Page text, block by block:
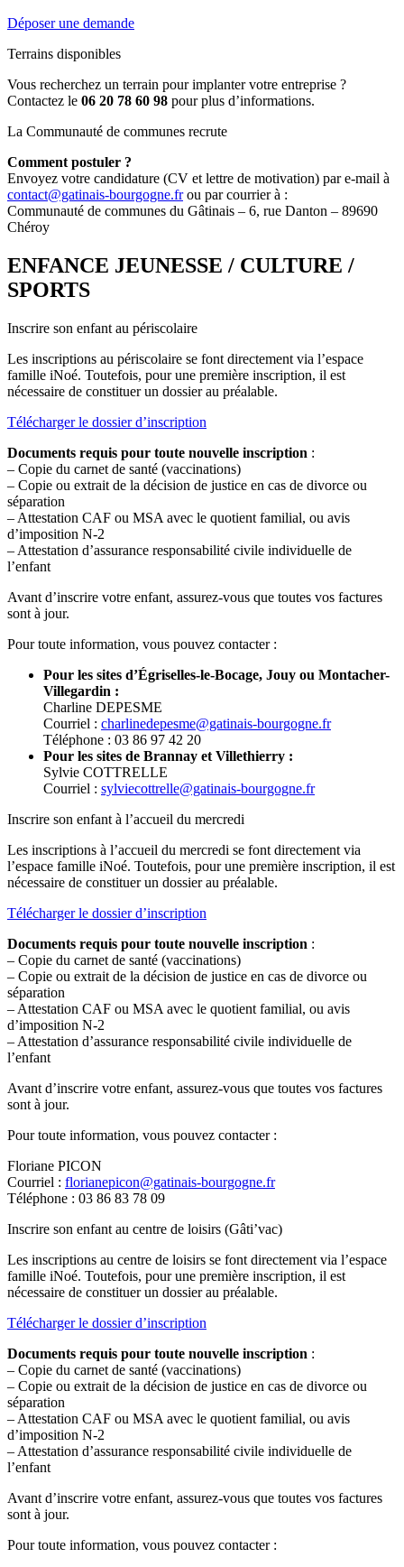
Déposer une demande
Terrains disponibles
Vous recherchez un terrain pour implanter votre entreprise ?
Contactez le 06 20 78 60 98 pour plus d’informations.
La Communauté de communes recrute
Comment postuler ?
Envoyez votre candidature (CV et lettre de motivation) par e-mail à
contact@gatinais-bourgogne.frou par courrier à :
Communauté de communes du Gâtinais – 6, rue Danton – 89690
Chéroy
ENFANCE JEUNESSE / CULTURE /
SPORTS
Inscrire son enfant au périscolaire
Les inscriptions au périscolaire se font directement via l’espace
famille iNoé. Toutefois, pour une première inscription, il est
nécessaire de constituer un dossier au préalable.
Télécharger le dossier d’inscription
Documents requis pour toute nouvelle inscription :
– Copie du carnet de santé (vaccinations)
– Copie ou extrait de la décision de justice en cas de divorce ou
séparation
– Attestation CAF ou MSA avec le quotient familial, ou avis
d’imposition N-2
– Attestation d’assurance responsabilité civile individuelle de
l’enfant
Avant d’inscrire votre enfant, assurez-vous que toutes vos factures
sont à jour.
Pour toute information, vous pouvez contacter :
Pour les sites d’Égriselles-le-Bocage, Jouy ou Montacher-
Villegardin :
Charline DEPESME
Courriel : charlinedepesme@gatinais-bourgogne.fr
Téléphone : 03 86 97 42 20
Pour les sites de Brannay et Villethierry :
Sylvie COTTRELLE
Courriel : sylviecottrelle@gatinais-bourgogne.fr
Inscrire son enfant à l’accueil du mercredi
Les inscriptions à l’accueil du mercredi se font directement via
l’espace famille iNoé. Toutefois, pour une première inscription, il est
nécessaire de constituer un dossier au préalable.
Télécharger le dossier d’inscription
Documents requis pour toute nouvelle inscription :
– Copie du carnet de santé (vaccinations)
– Copie ou extrait de la décision de justice en cas de divorce ou
séparation
– Attestation CAF ou MSA avec le quotient familial, ou avis
d’imposition N-2
– Attestation d’assurance responsabilité civile individuelle de
l’enfant
Avant d’inscrire votre enfant, assurez-vous que toutes vos factures
sont à jour.
Pour toute information, vous pouvez contacter :
Floriane PICON
Courriel : florianepicon@gatinais-bourgogne.fr
Téléphone : 03 86 83 78 09
Inscrire son enfant au centre de loisirs (Gâti’vac)
Les inscriptions au centre de loisirs se font directement via l’espace
famille iNoé. Toutefois, pour une première inscription, il est
nécessaire de constituer un dossier au préalable.
Télécharger le dossier d’inscription
Documents requis pour toute nouvelle inscription :
– Copie du carnet de santé (vaccinations)
– Copie ou extrait de la décision de justice en cas de divorce ou
séparation
– Attestation CAF ou MSA avec le quotient familial, ou avis
d’imposition N-2
– Attestation d’assurance responsabilité civile individuelle de
l’enfant
Avant d’inscrire votre enfant, assurez-vous que toutes vos factures
sont à jour.
Pour toute information, vous pouvez contacter :